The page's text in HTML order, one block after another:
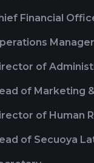
Financial
Manager
of
of Marketing
of Human
of Secuoya